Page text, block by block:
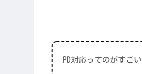
PD対応ってのがすごい